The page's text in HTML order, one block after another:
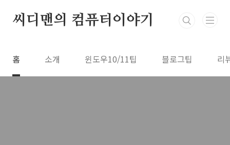
씨디맨의 컴퓨터이야기
홈 소개 윈도우10/11팁 블로그팁 리